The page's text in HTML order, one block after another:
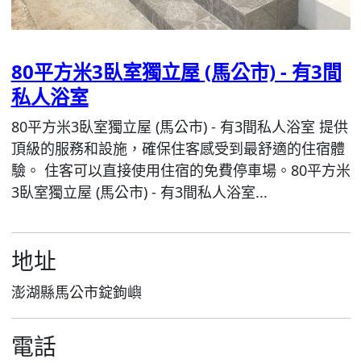
80平方米3臥室獨立屋 (馬公市) - 有3間
私人浴室
80平方米3臥室獨立屋 (馬公市) - 有3間私人浴室 提供
頂級的服務和設施，確保住客感受到最舒適的住宿體
驗。 住客可以直接使用住宿的免費停車場。80平方米
3臥室獨立屋 (馬公市) - 有3間私人浴室...
地址
澎湖縣馬公市錠鉤嶼
電話